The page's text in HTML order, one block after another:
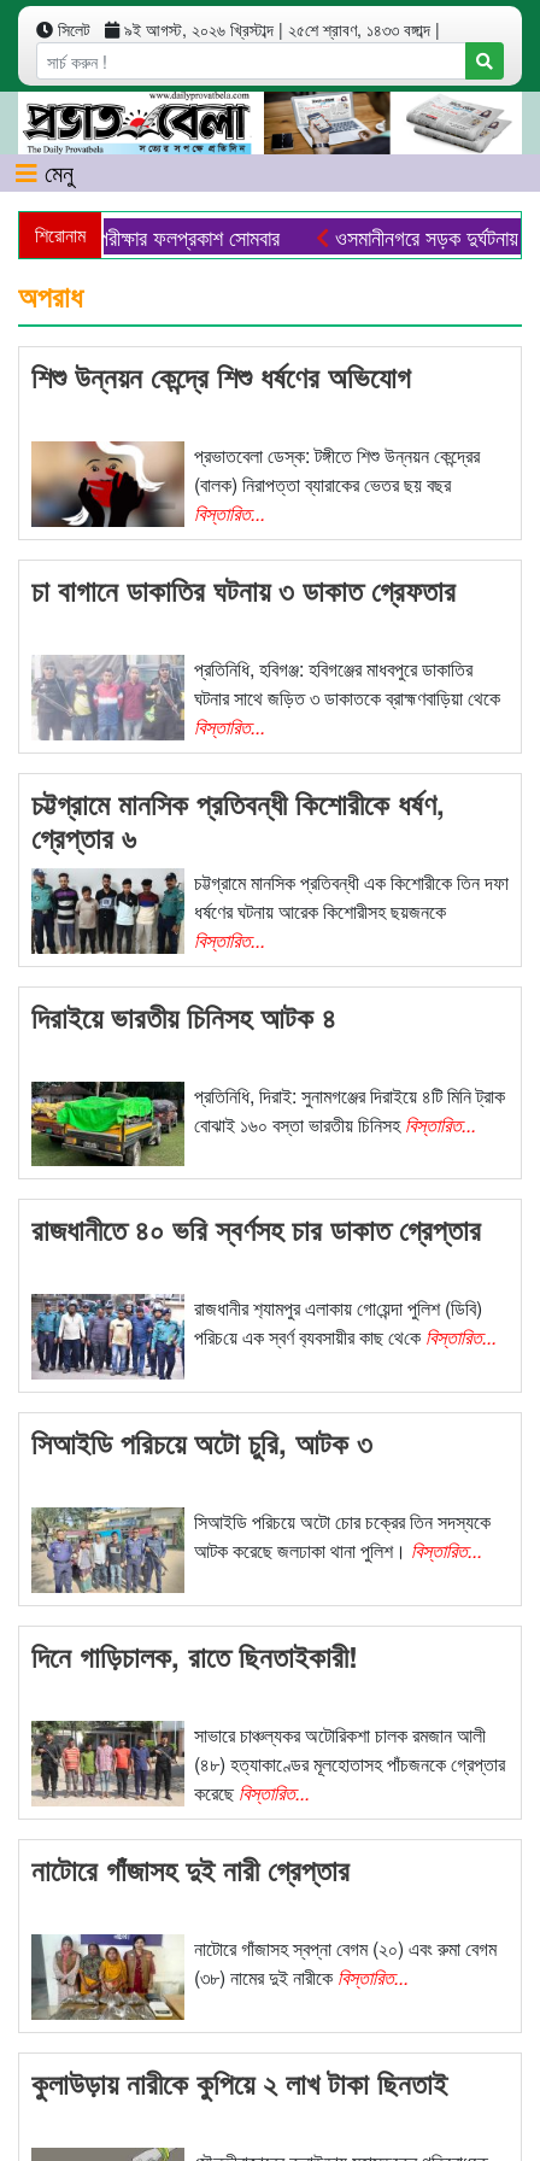
সিলেট ৯ই আগস্ট, ২০২৬ খ্রিস্টাব্দ | ২৫শে শ্রাবণ, ১৪৩৩ বঙ্গাব্দ |
মেনু
শিরোনাম
সমমান পরীক্ষার ফলপ্রকাশ সোমবার ওসমানীনগরে সড়ক দুর্ঘটনায় ৯
অপরাধ
শিশু উন্নয়ন কেন্দ্রে শিশু ধর্ষণের অভিযোগ
প্রভাতবেলা ডেস্ক: টঙ্গীতে শিশু উন্নয়ন কেন্দ্রের
(বালক) নিরাপত্তা ব্যারাকের ভেতর ছয় বছর
বিস্তারিত...
চা বাগানে ডাকাতির ঘটনায় ৩ ডাকাত গ্রেফতার
প্রতিনিধি, হবিগঞ্জ: হবিগঞ্জের মাধবপুরে ডাকাতির
ঘটনার সাথে জড়িত ৩ ডাকাতকে ব্রাহ্মণবাড়িয়া থেকে
বিস্তারিত...
চট্টগ্রামে মানসিক প্রতিবন্ধী কিশোরীকে ধর্ষণ,
গ্রেপ্তার ৬
চট্টগ্রামে মানসিক প্রতিবন্ধী এক কিশোরীকে তিন দফা
ধর্ষণের ঘটনায় আরেক কিশোরীসহ ছয়জনকে
বিস্তারিত...
দিরাইয়ে ভারতীয় চিনিসহ আটক ৪
প্রতিনিধি, দিরাই: সুনামগঞ্জের দিরাইয়ে ৪টি মিনি ট্রাক
বোঝাই ১৬০ বস্তা ভারতীয় চিনিসহবিস্তারিত...
রাজধানীতে ৪০ ভ‌রি স্বর্ণসহ চার ডাকাত গ্রেপ্তার
রাজধানীর শ‌্যামপুর এলাকায় গো‌য়েন্দা পু‌লিশ (ডি‌বি)
প‌রিচ‌য়ে এক স্বর্ণ ব‌্যবসা‌য়ীর কাছ থে‌কে বিস্তারিত...
সিআইডি পরিচয়ে অটো চুরি, আটক ৩
সিআইডি পরিচয়ে অটো চোর চক্রের তিন সদস্যকে
আটক করেছে জলঢাকা থানা পুলিশ। বিস্তারিত...
দিনে গাড়িচালক, রাতে ছিনতাইকারী!
সাভারে চাঞ্চল্যকর অটোরিকশা চালক রমজান আলী
(৪৮) হত্যাকাণ্ডের মূলহোতাসহ পাঁচজনকে গ্রেপ্তার
করেছেবিস্তারিত...
নাটোরে গাঁজাসহ দুই নারী গ্রেপ্তার
নাটোরে গাঁজাসহ স্বপ্না বেগম (২০) এবং রুমা বেগম
(৩৮) নামের দুই নারীকে বিস্তারিত...
কুলাউড়ায় নারীকে কুপিয়ে ২ লাখ টাকা ছিনতাই